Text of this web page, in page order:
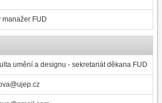
manažer FUD
umění a designu - sekretariát děkana FUD